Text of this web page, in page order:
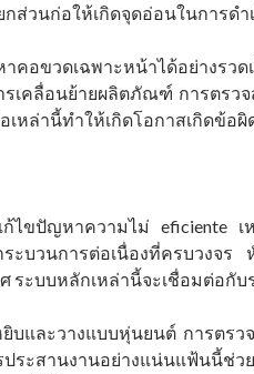
ส่วนก่อให้เกิดจุดอ่อนในการด
อขวดเฉพาะหน้าได้อย่างรว
เคลื่อนย้ายผลิตภัณฑ์ การตรว
หล่านี้ทำให้เกิดโอกาสเกิดข้
ไขปัญหาความไม่ eficiente
บวนการต่อเนื่องที่ครบวงจ
ะบบหลักเหล่านี้จะเชื่อมต่อกั
และวางแบบหุ่นยนต์ การตร
ระสานงานอย่างแน่นแฟ้นนี้ช่